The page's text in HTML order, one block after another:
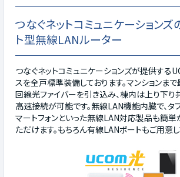
つなぐネットコミュニケーション
ト型無線LANルーター
つなぐネットコミュニケーションズが提供す
スを全戸標準装備しております。マンションま
回線光ファイバーを引き込み、棟内は上り下
高速接続が可能です。無線LAN機能内臓で、タ
マートフォンといった無線LAN対応製品も簡
ただけます。もちろん有線LANポートもご用意し